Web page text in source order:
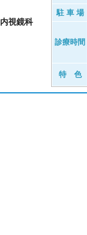
内視鏡科
駐 車 場
診療時間
特 色